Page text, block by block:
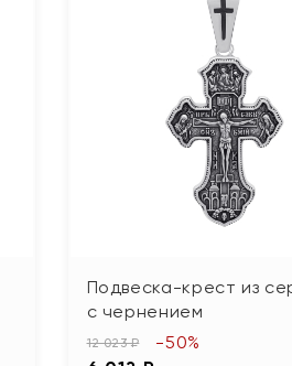
Подвеска-крест из
с чернением
12 023 ₽ -50%